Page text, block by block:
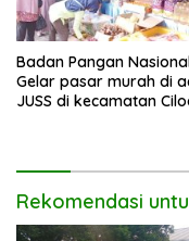
Badan Pangan Nasional
Gelar pasar murah di
JUSS di kecamatan
Rekomendasi